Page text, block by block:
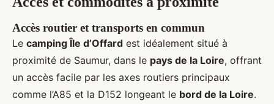
Accès routier et transports en commun
Le camping Île d’Offard est idéalement situé à
proximité de Saumur, dans le pays de la Loire, offrant
un accès facile par les axes routiers principaux
comme l’A85 et la D152 longeant le bord de la Loire.